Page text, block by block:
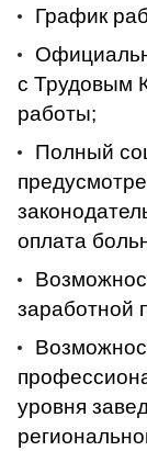
График
с Трудовым
работы;
Полный
оплата
заработной
уровня